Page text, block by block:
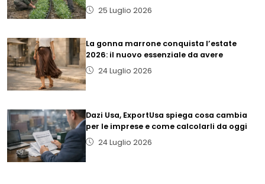
25 Luglio 2026
La gonna marrone conquista l’estate
2026: il nuovo essenziale da avere
24 Luglio 2026
Dazi Usa, ExportUsa spiega cosa cambia
per le imprese e come calcolarli da oggi
24 Luglio 2026